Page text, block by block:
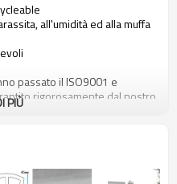
all'umidità ed alla muffa
passato il ISO9001 e
rigorosamente dal nostro
PIÙ